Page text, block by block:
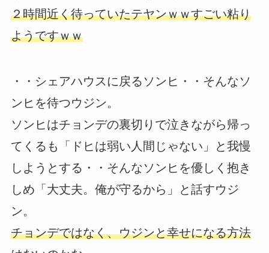
２時間近く待っていたテヤンｗｗすごい粘り
ようですｗｗ
・・シェアハウスに戻るソンヒ・・そんなソ
ンヒを待つウジン。
ソンヒはチョンデの裏切りで泣きながら帰っ
てくるも「ドヒは弱い人間じゃない」と我慢
しようとする・・そんなソンヒを優しく抱き
しめ「大丈夫。俺が守るから」と話すウジ
ン。
チョンデではなく、ウジンと幸せになる方法